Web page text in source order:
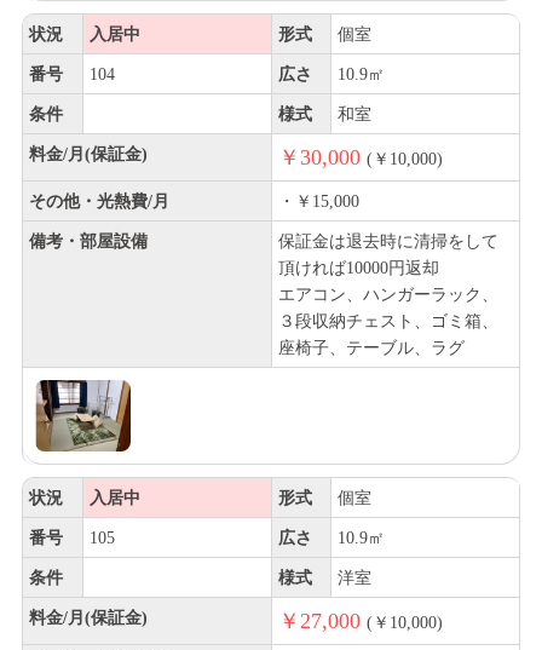
状況 入居中 形式 個室
番号 104 広さ 10.9㎡
条件 様式 和室
料金/月(保証金) ￥30,000 (￥10,000)
その他・光熱費/月 ・￥15,000
備考・部屋設備
保証金は退去時に清掃をして
頂ければ10000円返却
エアコン、ハンガーラック、
３段収納チェスト、ゴミ箱、
座椅子、テーブル、ラグ
状況 入居中 形式 個室
番号 105 広さ 10.9㎡
条件 様式 洋室
料金/月(保証金) ￥27,000 (￥10,000)